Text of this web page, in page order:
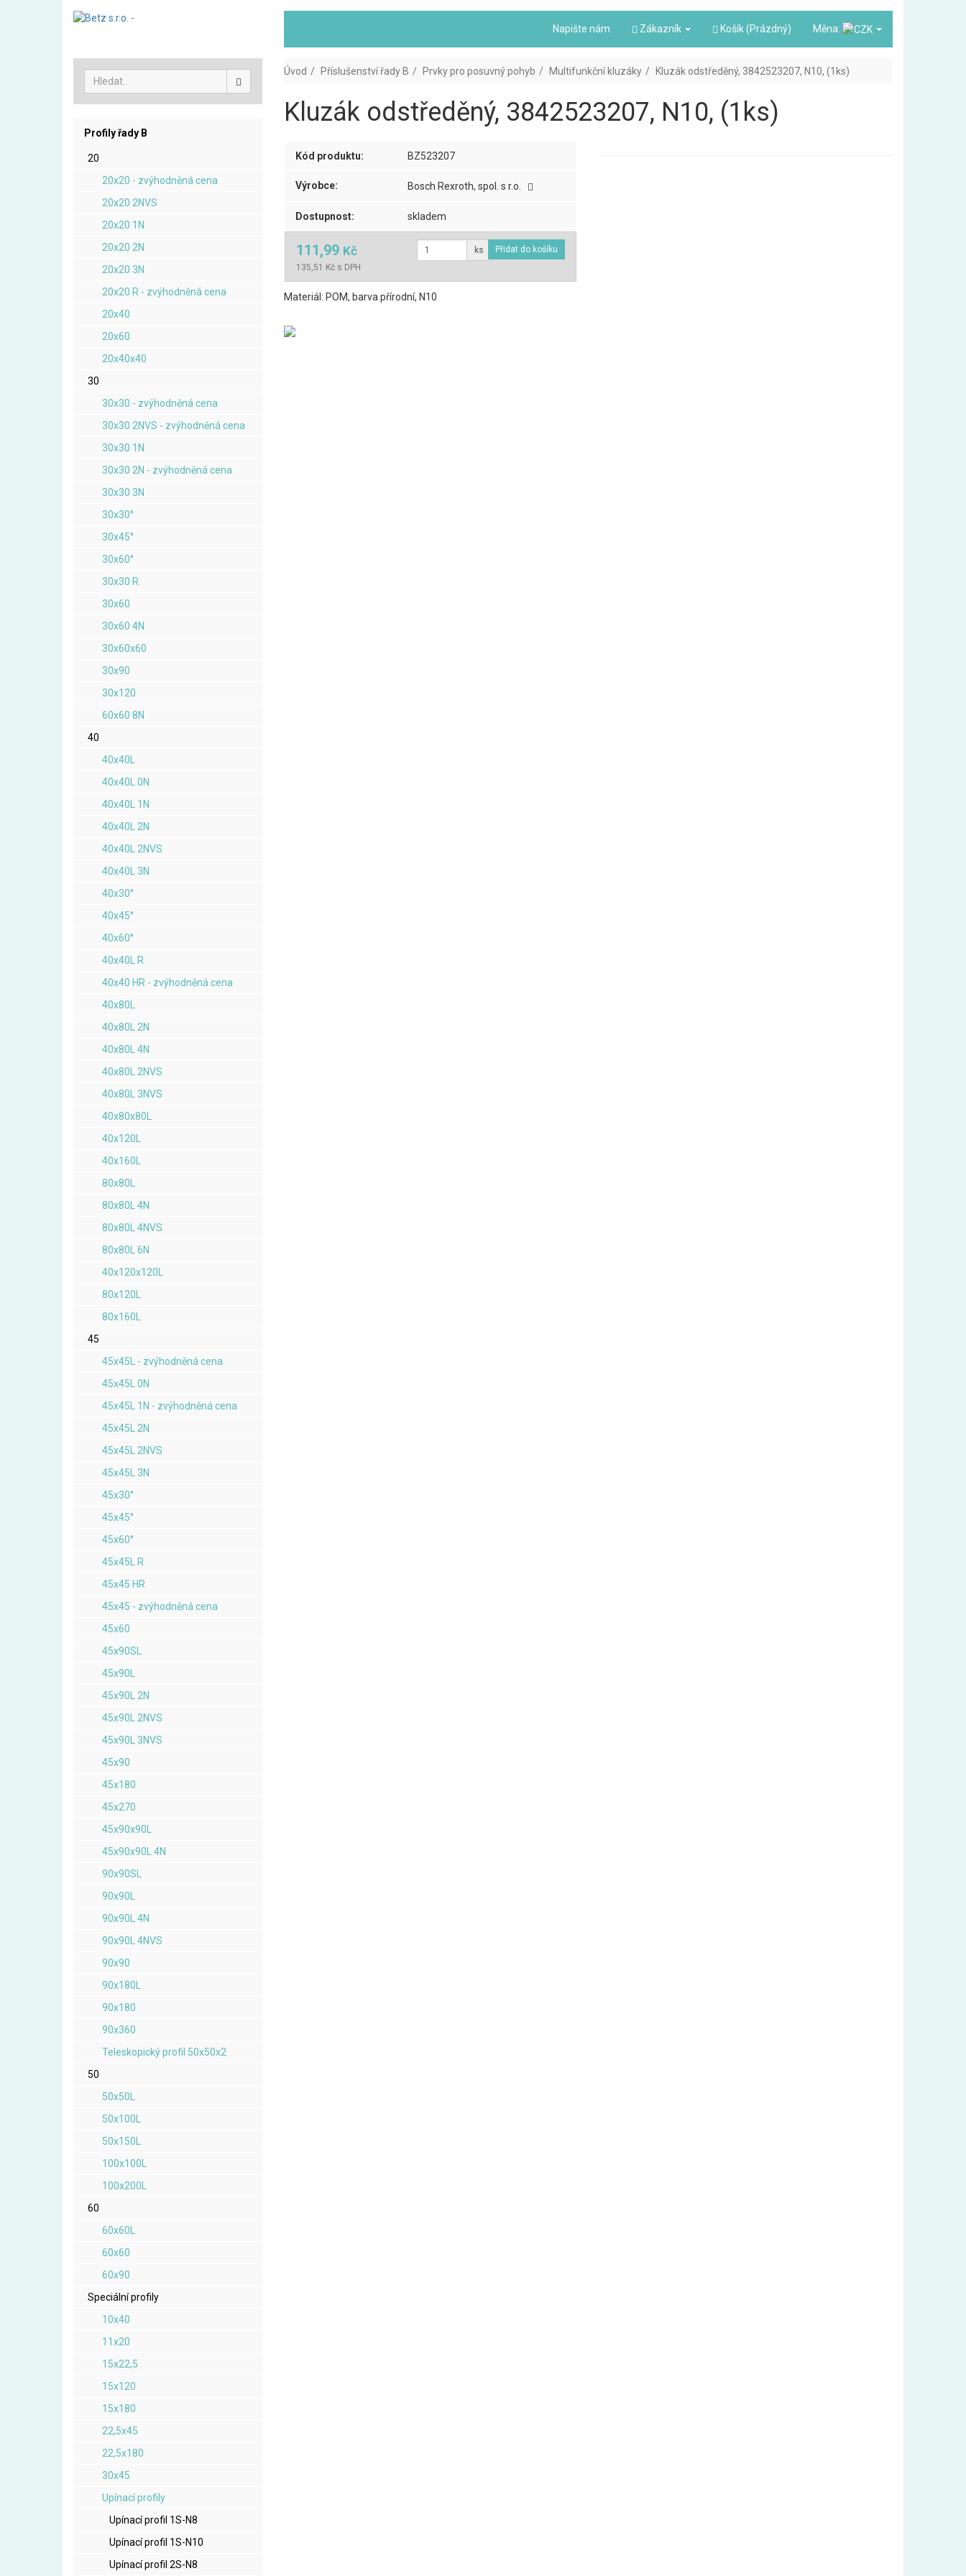
Napište nám Zákazník Košík (Prázdný) Měna:
Profily řady B
20
20x20 - zvýhodněná cena
20x20 2NVS
20x20 1N
20x20 2N
20x20 3N
20x20 R - zvýhodněná cena
20x40
20x60
20x40x40
30
30x30 - zvýhodněná cena
30x30 2NVS - zvýhodněná cena
30x30 1N
30x30 2N - zvýhodněná cena
30x30 3N
30x30°
30x45°
30x60°
30x30 R
30x60
30x60 4N
30x60x60
30x90
30x120
60x60 8N
40
40x40L
40x40L 0N
40x40L 1N
40x40L 2N
40x40L 2NVS
40x40L 3N
40x30°
40x45°
40x60°
40x40L R
40x40 HR - zvýhodněná cena
40x80L
40x80L 2N
40x80L 4N
40x80L 2NVS
40x80L 3NVS
40x80x80L
40x120L
40x160L
80x80L
80x80L 4N
80x80L 4NVS
80x80L 6N
40x120x120L
80x120L
80x160L
45
45x45L - zvýhodněná cena
45x45L 0N
45x45L 1N - zvýhodněná cena
45x45L 2N
45x45L 2NVS
45x45L 3N
45x30°
45x45°
45x60°
45x45L R
45x45 HR
45x45 - zvýhodněná cena
45x60
45x90SL
45x90L
45x90L 2N
45x90L 2NVS
45x90L 3NVS
45x90
45x180
45x270
45x90x90L
45x90x90L 4N
90x90SL
90x90L
90x90L 4N
90x90L 4NVS
90x90
90x180L
90x180
90x360
Teleskopický profil 50x50x2
50
50x50L
50x100L
50x150L
100x100L
100x200L
60
60x60L
60x60
60x90
Speciální profily
10x40
11x20
15x22,5
15x120
15x180
22,5x45
22,5x180
30x45
Upínací profily
Upínací profil 1S-N8
Upínací profil 1S-N10
Upínací profil 2S-N8
Úvod Příslušenství řady B Prvky pro posuvný pohyb Multifunkční kluzáky Kluzák odstředěný, 3842523207, N10, (1ks)
Kluzák odstředěný, 3842523207, N10, (1ks)
Kód produktu: BZ523207
Výrobce: Bosch Rexroth, spol. s r.o.
Dostupnost: skladem
111,99 Kč
135,51 Kč s DPH
ks
Materiál: POM, barva přírodní, N10